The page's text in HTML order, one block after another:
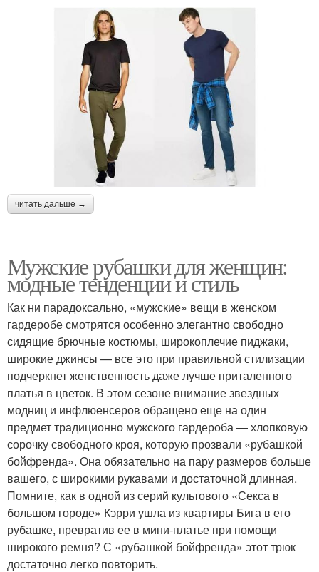
читать дальше →
Мужские рубашки для женщин:
модные тенденции и стиль
Как ни парадоксально, «мужские» вещи в женском
гардеробе смотрятся особенно элегантно свободно
сидящие брючные костюмы, широкоплечие пиджаки,
широкие джинсы — все это при правильной стилизации
подчеркнет женственность даже лучше приталенного
платья в цветок. В этом сезоне внимание звездных
модниц и инфлюенсеров обращено еще на один
предмет традиционно мужского гардероба — хлопковую
сорочку свободного кроя, которую прозвали «рубашкой
бойфренда». Она обязательно на пару размеров больше
вашего, с широкими рукавами и достаточной длинная.
Помните, как в одной из серий культового «Секса в
большом городе» Кэрри ушла из квартиры Бига в его
рубашке, превратив ее в мини-платье при помощи
широкого ремня? С «рубашкой бойфренда» этот трюк
достаточно легко повторить.